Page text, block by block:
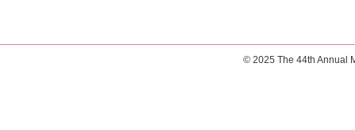
© 2025 The 44th Annual